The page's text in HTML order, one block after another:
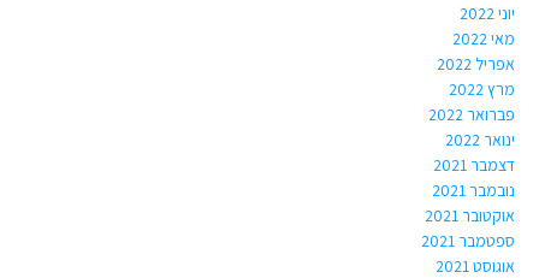
יוני 2022
מאי 2022
אפריל 2022
מרץ 2022
פברואר 2022
ינואר 2022
דצמבר 2021
נובמבר 2021
אוקטובר 2021
ספטמבר 2021
אוגוסט 2021